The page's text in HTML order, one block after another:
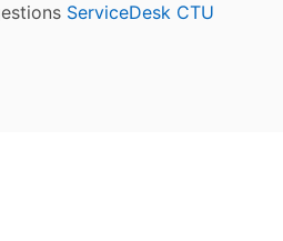
ServiceDesk CTU